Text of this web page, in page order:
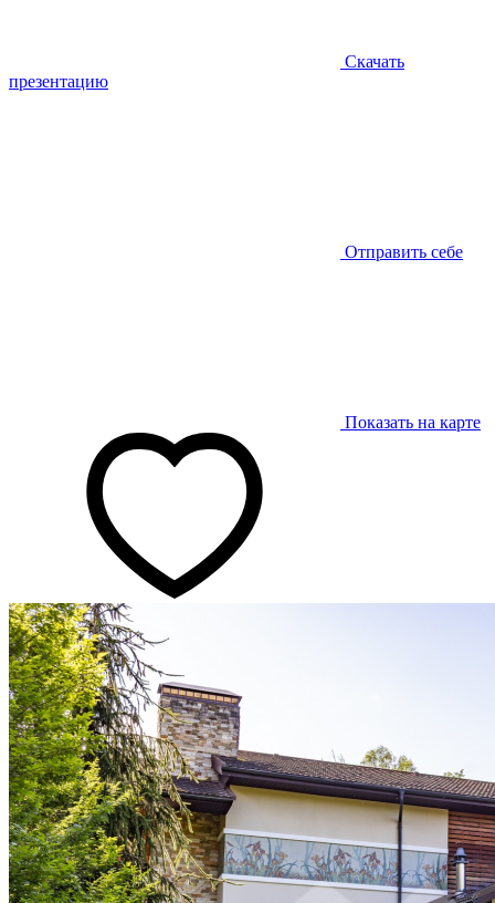
Скачать
презентацию
Отправить себе
Показать на карте